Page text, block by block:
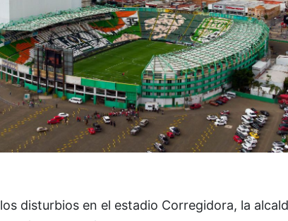
disturbios en el estadio Corregidora, la